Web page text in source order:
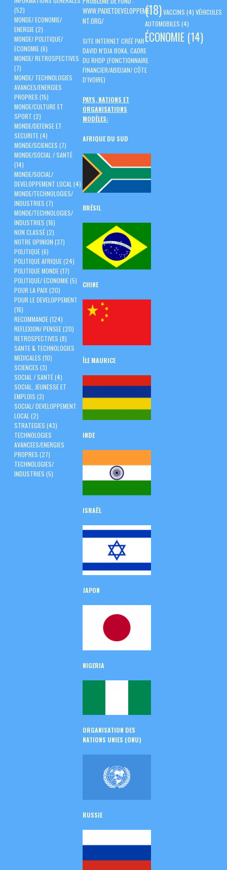
(52)
MONDE/ ECONOMIE/
ENERGIE(2)
MONDE/ POLITIQUE/
ECONOMIE(6)
MONDE/ RETROSPECTIVES
(7)
MONDE/ TECHNOLOGIES
AVANCES/ENERGIES
PROPRES (15)
MONDE/CULTURE ET
SPORT (2)
MONDE/DEFENSE ET
SECURITE(4)
MONDE/SCIENCES (7)
MONDE/SOCIAL / SANTÉ
(14)
MONDE/SOCIAL/
DEVELOPPEMENT LOCAL (4)
MONDE/TECHNOLOGIES/
INDUSTRIES (7)
MONDE/TECHNOLOGIES/
INDUSTRIES (16)
NON CLASSÉ(2)
NOTRE OPINION (37)
POLITIQUE(6)
POLITIQUE AFRIQUE(24)
POLITIQUE MONDE(17)
POLITIQUE/ ECONOMIE(5)
POUR LA PAIX(20)
POUR LE DEVELOPPEMENT
(16)
RECOMMANDE(124)
REFLEXION/ PENSEE(20)
RETROSPECTIVES (8)
SANTE & TECHNOLOGIES
MEDICALES (10)
SCIENCES (3)
SOCIAL / SANTÉ(4)
SOCIAL, JEUNESSE ET
EMPLOIS (3)
SOCIAL/ DEVELOPPEMENT
LOCAL (2)
STRATEGIES (43)
TECHNOLOGIES
AVANCEES/ENERGIES
PROPRES (27)
TECHNOLOGIES/
INDUSTRIES (5)
(18)VACCINS (4) VÉHICULES
AUTOMOBILES (4)
ÉCONOMIE (14)
WWW.PAIXETDEVELOPPEME
NT.ORG/
SITE INTERNET CRÉÉ PAR :
DAVID N’DJA BOKA, CADRE
DU RHDP (FONCTIONNAIRE
FINANCIER/ABIDJAN/ CÔTE
D’IVOIRE)
PAYS, NATIONS ET
ORGANISATIONS
MODÈLES:
AFRIQUE DU SUD
BRÉSIL
CHINE
ÎLEMAURICE
INDE
ISRAËL
JAPON
NIGERIA
ORGANISATION DES
NATIONS UNIES (ONU)
RUSSIE